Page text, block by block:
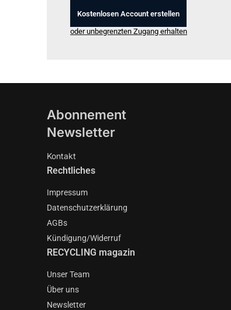
Kostenlosen Account erstellen
oder unbegrenzten Zugang erhalten
Abonnement
Newsletter
Kontakt
Rechtliches
Impressum
Datenschutzerklärung
AGBs
Kündigung/Widerruf
RECYCLING magazin
Unser Team
Über uns
Newsletter